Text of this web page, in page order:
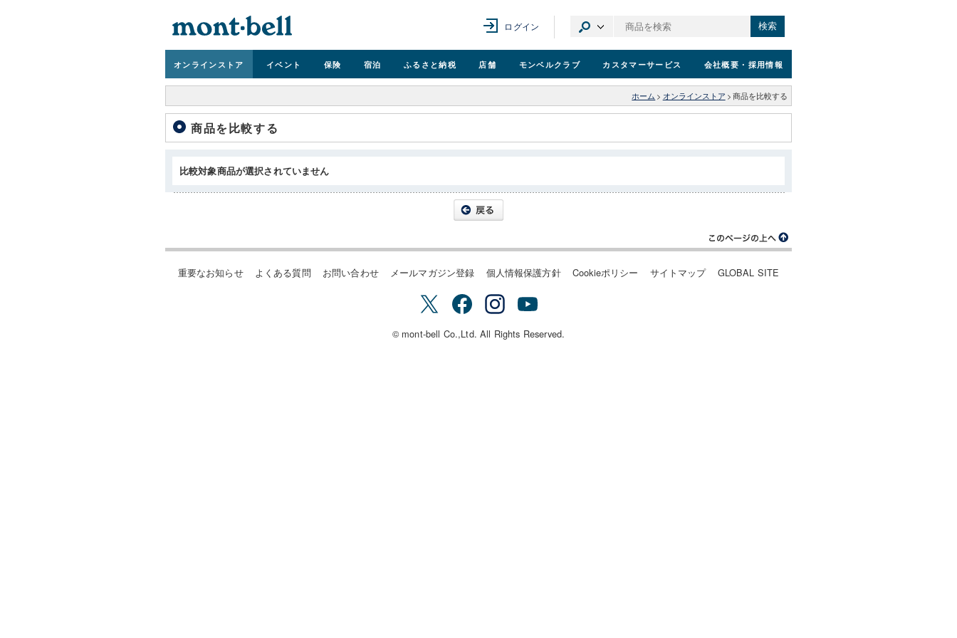
ログイン 検索
オンラインストア イベント 保険 宿泊 ふるさと納税 店舗 モンベルクラブ カスタマーサービス 会社概要 ・採用情報
ホーム > オンラインストア > 商品を比較する
商品を比較する
比較対象商品が選択されていません
重要なお知らせ よくある質問 お問い合わせ メールマガジン登録 個人情報保護方針 Cookieポリシー サイトマップ GLOBAL SITE
© mont-bell Co.,Ltd. All Rights Reserved.